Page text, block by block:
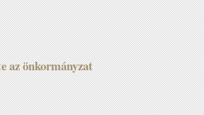
az önkormányzat